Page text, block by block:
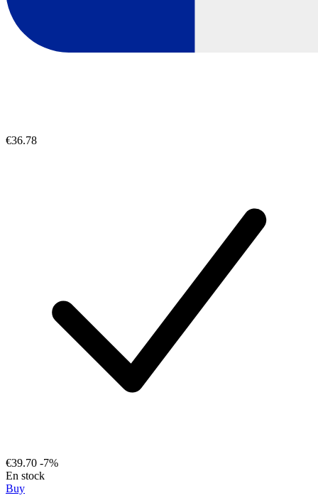
€36.78
€39.70 -7%
En stock
Buy